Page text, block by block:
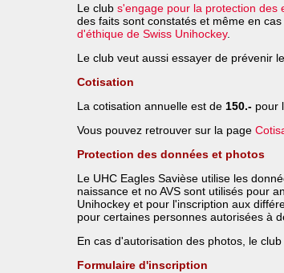
Le club s'engage pour la protection des
des faits sont constatés et même en
d'éthique de Swiss Unihockey.
Le club veut aussi essayer de prévenir
Cotisation
La cotisation annuelle est de 150.- pour
Vous pouvez retrouver sur la page
Protection des données et photos
Le UHC Eagles Savièse utilise les
naissance et no AVS sont utilisés pour
Unihockey et pour l'inscription aux
pour certaines personnes autorisées à
En cas d'autorisation des photos, le
Formulaire d'inscription